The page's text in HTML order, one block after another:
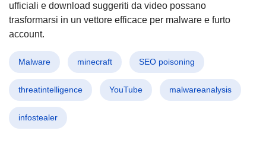
ufficiali e download suggeriti da video possano
trasformarsi in un vettore efficace per malware e furto
account.
Malware minecraft SEO poisoning
threatintelligence YouTube malwareanalysis
infostealer